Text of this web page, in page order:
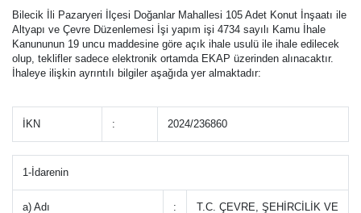
Bilecik İli Pazaryeri İlçesi Doğanlar Mahallesi 105 Adet Konut İnşaatı ile
Altyapı ve Çevre Düzenlemesi İşi yapım işi 4734 sayılı Kamu İhale
Kanununun 19 uncu maddesine göre açık ihale usulü ile ihale edilecek
olup, teklifler sadece elektronik ortamda EKAP üzerinden alınacaktır.
İhaleye ilişkin ayrıntılı bilgiler aşağıda yer almaktadır:
İKN : 2024/236860
1-İdarenin
a) Adı :
T.C. ÇEVRE, ŞEHİRCİLİK VE